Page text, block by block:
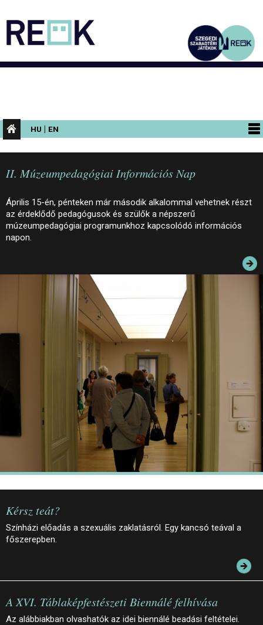
HU | EN
PROGRAMOK
KIÁLLÍTÁSOK
AZ ÉPÜLET
INFORMÁCIÓK
ELÉRHETŐSÉG
PALOTASÉTÁK ÉS VEZETÉSEK
KÖZÉRDEKŰ ADATOK
II. Múzeumpedagógiai Információs Nap
Április 15-én, pénteken már második alkalommal vehetnek részt
az érdeklődő pedagógusok és szülők a népszerű
múzeumpedagógiai programunkhoz kapcsolódó információs
napon.
Kérsz teát?
Színházi előadás a szexuális zaklatásról. Egy kancsó teával a
főszerepben.
A XVI. Táblaképfestészeti Biennálé felhívása
Az alábbiakban olvashatók az idei biennálé beadási feltételei.